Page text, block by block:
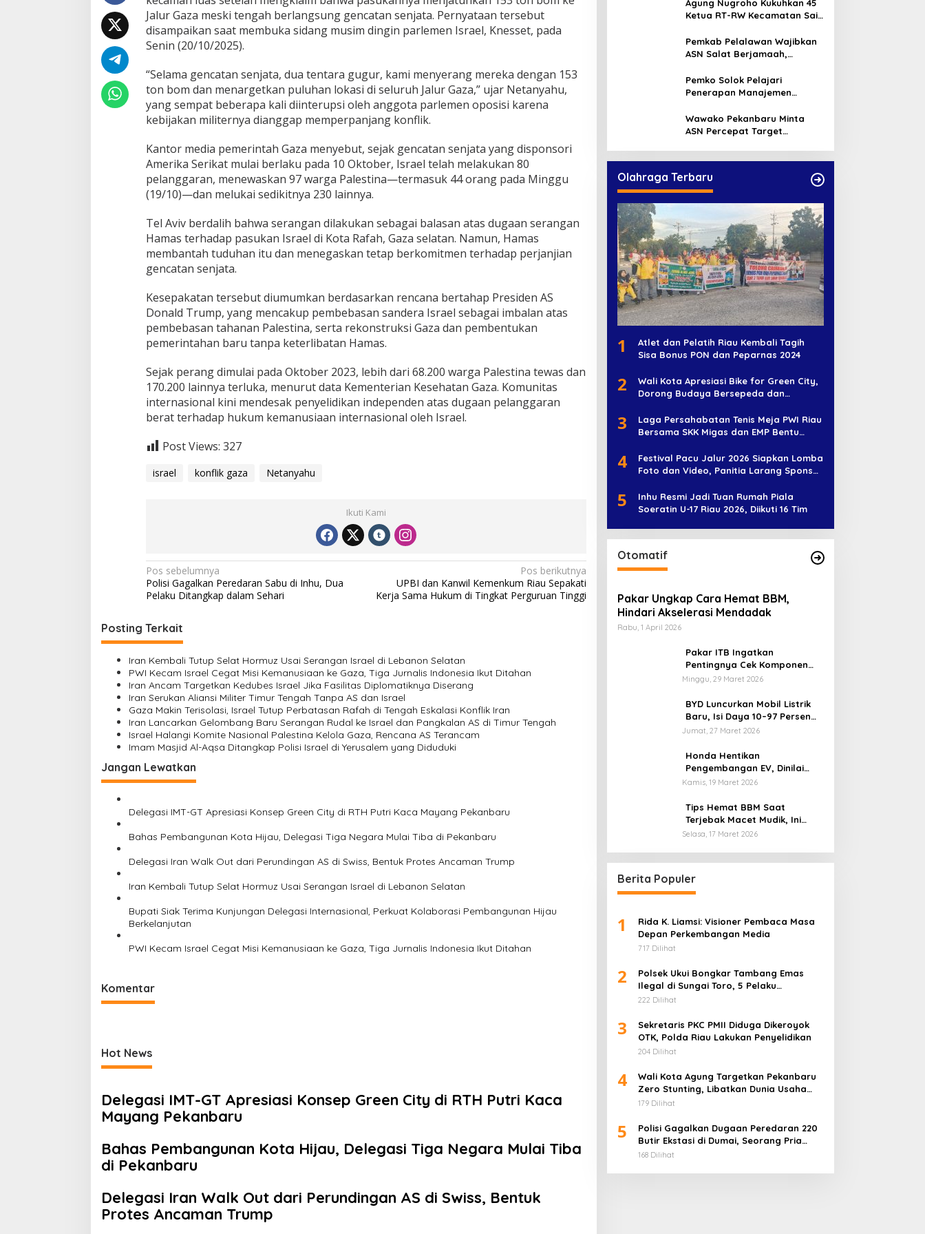
e
l
J
a
u
h
k
a
n
3
T
o
n
o
m
k
e
G
z
a
s
a
a
G
e
n
c
a
t
n
e
D
u
n
i
a
m
P
e
l
a
n
g
n
Jalur Gaza meski tengah berlangsung gencatan senjata. Pernyataan tersebut
disampaikan saat membuka sidang musim dingin parlemen Israel, Knesset, pada
Senin (20/10/2025).
“Selama gencatan senjata, dua tentara gugur, kami menyerang mereka dengan 153
ton bom dan menargetkan puluhan lokasi di seluruh Jalur Gaza,” ujar Netanyahu,
yang sempat beberapa kali diinterupsi oleh anggota parlemen oposisi karena
kebijakan militernya dianggap memperpanjang konflik.
Kantor media pemerintah Gaza menyebut, sejak gencatan senjata yang disponsori
Amerika Serikat mulai berlaku pada 10 Oktober, Israel telah melakukan 80
pelanggaran, menewaskan 97 warga Palestina—termasuk 44 orang pada Minggu
(19/10)—dan melukai sedikitnya 230 lainnya.
Tel Aviv berdalih bahwa serangan dilakukan sebagai balasan atas dugaan serangan
Hamas terhadap pasukan Israel di Kota Rafah, Gaza selatan. Namun, Hamas
membantah tuduhan itu dan menegaskan tetap berkomitmen terhadap perjanjian
gencatan senjata.
Kesepakatan tersebut diumumkan berdasarkan rencana bertahap Presiden AS
Donald Trump, yang mencakup pembebasan sandera Israel sebagai imbalan atas
pembebasan tahanan Palestina, serta rekonstruksi Gaza dan pembentukan
pemerintahan baru tanpa keterlibatan Hamas.
Sejak perang dimulai pada Oktober 2023, lebih dari 68.200 warga Palestina tewas dan
170.200 lainnya terluka, menurut data Kementerian Kesehatan Gaza. Komunitas
internasional kini mendesak penyelidikan independen atas dugaan pelanggaran
berat terhadap hukum kemanusiaan internasional oleh Israel.
Post Views: 327
israel konflik gaza Netanyahu
Ikuti Kami
N
a
i
g
a
s
i
p
o
s
Pos sebelumnya
Polisi Gagalkan Peredaran Sabu di Inhu, Dua
Pelaku Ditangkap dalam Sehari
Pos berikutnya
UPBI dan Kanwil Kemenkum Riau Sepakati
Kerja Sama Hukum di Tingkat Perguruan Tinggi
Posting Terkait
Iran Kembali Tutup Selat Hormuz Usai Serangan Israel di Lebanon Selatan
PWI Kecam Israel Cegat Misi Kemanusiaan ke Gaza, Tiga Jurnalis Indonesia Ikut Ditahan
Iran Ancam Targetkan Kedubes Israel Jika Fasilitas Diplomatiknya Diserang
Iran Serukan Aliansi Militer Timur Tengah Tanpa AS dan Israel
Gaza Makin Terisolasi, Israel Tutup Perbatasan Rafah di Tengah Eskalasi Konflik Iran
Iran Lancarkan Gelombang Baru Serangan Rudal ke Israel dan Pangkalan AS di Timur Tengah
Israel Halangi Komite Nasional Palestina Kelola Gaza, Rencana AS Terancam
Imam Masjid Al-Aqsa Ditangkap Polisi Israel di Yerusalem yang Diduduki
Jangan Lewatkan
Delegasi IMT-GT Apresiasi Konsep Green City di RTH Putri Kaca Mayang Pekanbaru
Bahas Pembangunan Kota Hijau, Delegasi Tiga Negara Mulai Tiba di Pekanbaru
Delegasi Iran Walk Out dari Perundingan AS di Swiss, Bentuk Protes Ancaman Trump
Iran Kembali Tutup Selat Hormuz Usai Serangan Israel di Lebanon Selatan
Bupati Siak Terima Kunjungan Delegasi Internasional, Perkuat Kolaborasi Pembangunan Hijau
Berkelanjutan
PWI Kecam Israel Cegat Misi Kemanusiaan ke Gaza, Tiga Jurnalis Indonesia Ikut Ditahan
Komentar
Hot News
Delegasi IMT-GT Apresiasi Konsep Green City di RTH Putri Kaca
Mayang Pekanbaru
Bahas Pembangunan Kota Hijau, Delegasi Tiga Negara Mulai Tiba
di Pekanbaru
Delegasi Iran Walk Out dari Perundingan AS di Swiss, Bentuk
Protes Ancaman Trump
Agung Nugroho Kukuhkan 45
Ketua RT-RW Kecamatan Sail,
Warga
Pemkab Pelalawan Wajibkan
ASN Salat Berjamaah,
Jadi Empat Kali
Pemko Solok Pelajari
Penerapan Manajemen
Wawako Pekanbaru Minta
ASN Percepat Target
Olahraga Terbaru
1
Atlet dan Pelatih Riau Kembali Tagih
Sisa Bonus PON dan Peparnas 2024
2
Wali Kota Apresiasi Bike for Green City,
Dorong Budaya Bersepeda dan
3
Laga Persahabatan Tenis Meja PWI Riau
Bersama SKK Migas dan EMP Bentu
4
Festival Pacu Jalur 2026 Siapkan Lomba
Foto dan Video, Panitia Larang Sponsor
5
Inhu Resmi Jadi Tuan Rumah Piala
Soeratin U-17 Riau 2026, Diikuti 16 Tim
Otomatif
Pakar Ungkap Cara Hemat BBM,
Hindari Akselerasi Mendadak
Rabu, 1 April 2026
Pakar ITB Ingatkan
Pentingnya Cek Komponen
Kendaraan Usai Mudik
Minggu, 29 Maret 2026
BYD Luncurkan Mobil Listrik
Baru, Isi Daya 10–97 Persen
Hanya 9 Menit
Jumat, 27 Maret 2026
Honda Hentikan
Pengembangan EV, Dinilai
Kian Tertinggal di Industri
Kamis, 19 Maret 2026
Tips Hemat BBM Saat
Terjebak Macet Mudik, Ini
Saran Pakar ITB
Selasa, 17 Maret 2026
Berita Populer
1
Rida K. Liamsi: Visioner Pembaca Masa
Depan Perkembangan Media
717 Dilihat
2
Polsek Ukui Bongkar Tambang Emas
Ilegal di Sungai Toro, 5 Pelaku
Diamankan
222 Dilihat
3
Sekretaris PKC PMII Diduga Dikeroyok
OTK, Polda Riau Lakukan Penyelidikan
204 Dilihat
4
Wali Kota Agung Targetkan Pekanbaru
Zero Stunting, Libatkan Dunia Usaha
Penuhi Gizi Anak
179 Dilihat
5
Polisi Gagalkan Dugaan Peredaran 220
Butir Ekstasi di Dumai, Seorang Pria
Ditangkap
168 Dilihat